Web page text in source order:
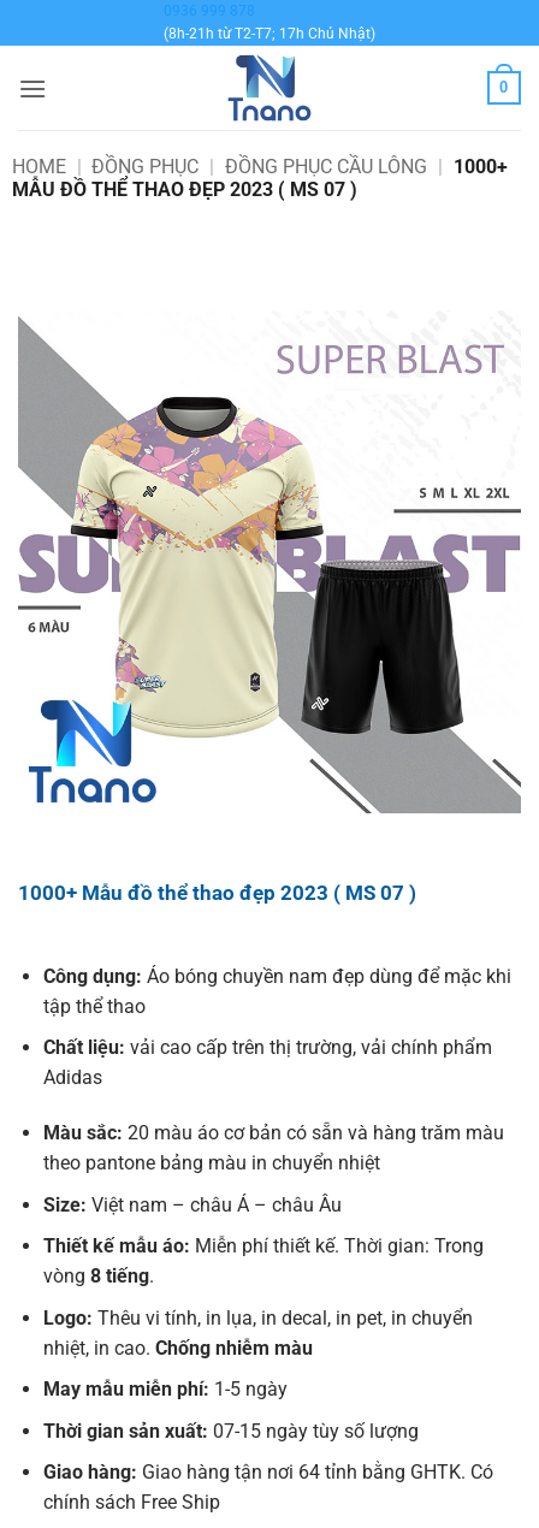
qua
dung
0936 999 878
(8h-21h từ T2-T7; 17h Chủ Nhật)
0
HOME | ĐỒNG PHỤC | ĐỒNG PHỤC CẦU LÔNG | 1000+
MẪU ĐỒ THỂ THAO ĐẸP 2023 ( MS 07 )
1000+ Mẫu đồ thể thao đẹp 2023 ( MS 07 )
Công dụng: Áo bóng chuyền nam đẹp dùng để mặc khi
tập thể thao
Chất liệu: vải cao cấp trên thị trường, vải chính phẩm
Adidas
Màu sắc: 20 màu áo cơ bản có sẵn và hàng trăm màu
theo pantone bảng màu in chuyển nhiệt
Size: Việt nam – châu Á – châu Âu
Thiết kế mẫu áo: Miễn phí thiết kế. Thời gian: Trong
vòng 8 tiếng.
Logo: Thêu vi tính, in lụa, in decal, in pet, in chuyển
nhiệt, in cao. Chống nhiễm màu
May mẫu miễn phí: 1-5 ngày
Thời gian sản xuất: 07-15 ngày tùy số lượng
Giao hàng: Giao hàng tận nơi 64 tỉnh bằng GHTK. Có
chính sách Free Ship